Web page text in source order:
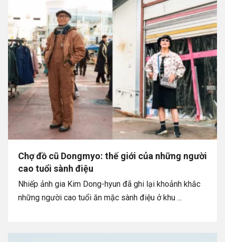
Chợ đồ cũ Dongmyo: thế giới của những người
cao tuổi sành điệu
Nhiếp ảnh gia Kim Dong-hyun đã ghi lại khoảnh khắc
những người cao tuổi ăn mặc sành điệu ở khu ...